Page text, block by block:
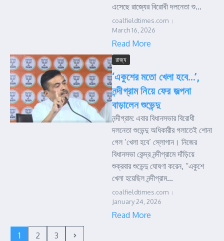
এসেছে রাজ্যের বিরোধী দলনেতা শু...
coalfieldtimes.com
March 16, 2026
Read More
রাজ্য
‘একুশের মতো খেলা হবে…’,
নন্দীগ্রাম নিয়ে ফের জল্পনা
বাড়ালেন শুভেন্দু
নন্দীগ্রাম: এবার বিধানসভার বিরোধী
দলনেতা শুভেন্দু অধিকারীর গলাতেই শোনা
গেল ‘খেলা হবে’ স্লোগান। নিজের
বিধানসভা কেন্দ্র নন্দীগ্রামে দাঁড়িয়ে
শুক্রবার শুভেন্দু ঘোষণা করেন, “একুশে
খেলা হয়েছিল নন্দীগ্রাম...
coalfieldtimes.com
January 24, 2026
Read More
1 2 3